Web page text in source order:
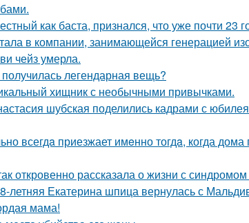
как баста, признался, что уже почти 23
в компании, занимающейся генерацией
чейз умерла.
легендарная вещь?
хищник с необычными привычками.
шубская поделились кадрами с
всегдa приезжает имeнно тогдa, когда
откровенно рассказала о жизни с синдромом
летняя Екатерина шпица вернулась с
мама!